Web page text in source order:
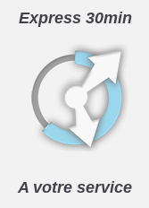
Express 30min
A votre service